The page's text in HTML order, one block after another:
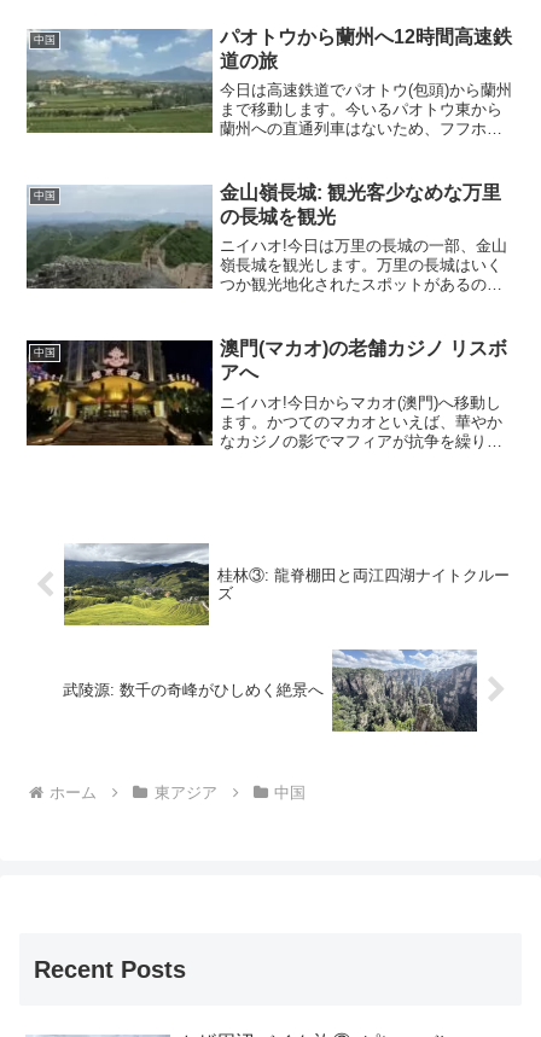
石窟寺院群です。1999年にはユネス...
中国
パオトウから蘭州へ12時間高速鉄
道の旅
今日は高速鉄道でパオトウ(包頭)から蘭州
まで移動します。今いるパオトウ東から
蘭州への直通列車はないため、フフホト
(9:42着)D2794: フフホト(10:03...
中国
金山嶺長城: 観光客少なめな万里
の長城を観光
ニイハオ!今日は万里の長城の一部、金山
嶺長城を観光します。万里の長城はいく
つか観光地化されたスポットがあるので
的簡単に行けて人が少なそうな金山嶺長
城へ行くことにしました...
中国
澳門(マカオ)の老舗カジノ リスボ
アへ
ニイハオ!今日からマカオ(澳門)へ移動し
ます。かつてのマカオといえば、華やか
なカジノの影でマフィアが抗争を繰り広
桂林③: 龍脊棚田と両江四湖ナイトクルー
ズ
武陵源: 数千の奇峰がひしめく絶景へ
ホーム 東アジア 中国
Recent Posts